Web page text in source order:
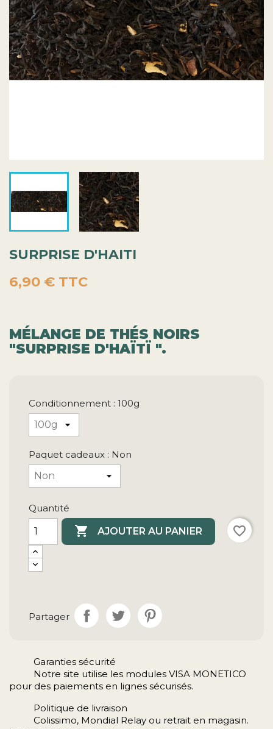
SURPRISE D'HAITI
6,90 € TTC
MÉLANGE DE THÉS NOIRS
"SURPRISE D'HAÏTÏ ".
Conditionnement : 100g
Paquet cadeaux : Non
Quantité
 AJOUTER AU PANIER favorite_border
Partager
Garanties sécurité
Notre site utilise les modules VISA MONETICO
pour des paiements en lignes sécurisés.
Politique de livraison
Colissimo, Mondial Relay ou retrait en magasin.